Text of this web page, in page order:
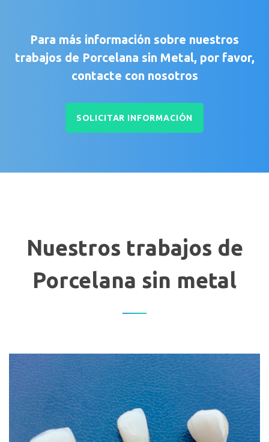
Para más información sobre nuestros
trabajos de Porcelana sin Metal, por favor,
contacte con nosotros
SOLICITAR INFORMACIÓN
Nuestros trabajos de
Porcelana sin metal